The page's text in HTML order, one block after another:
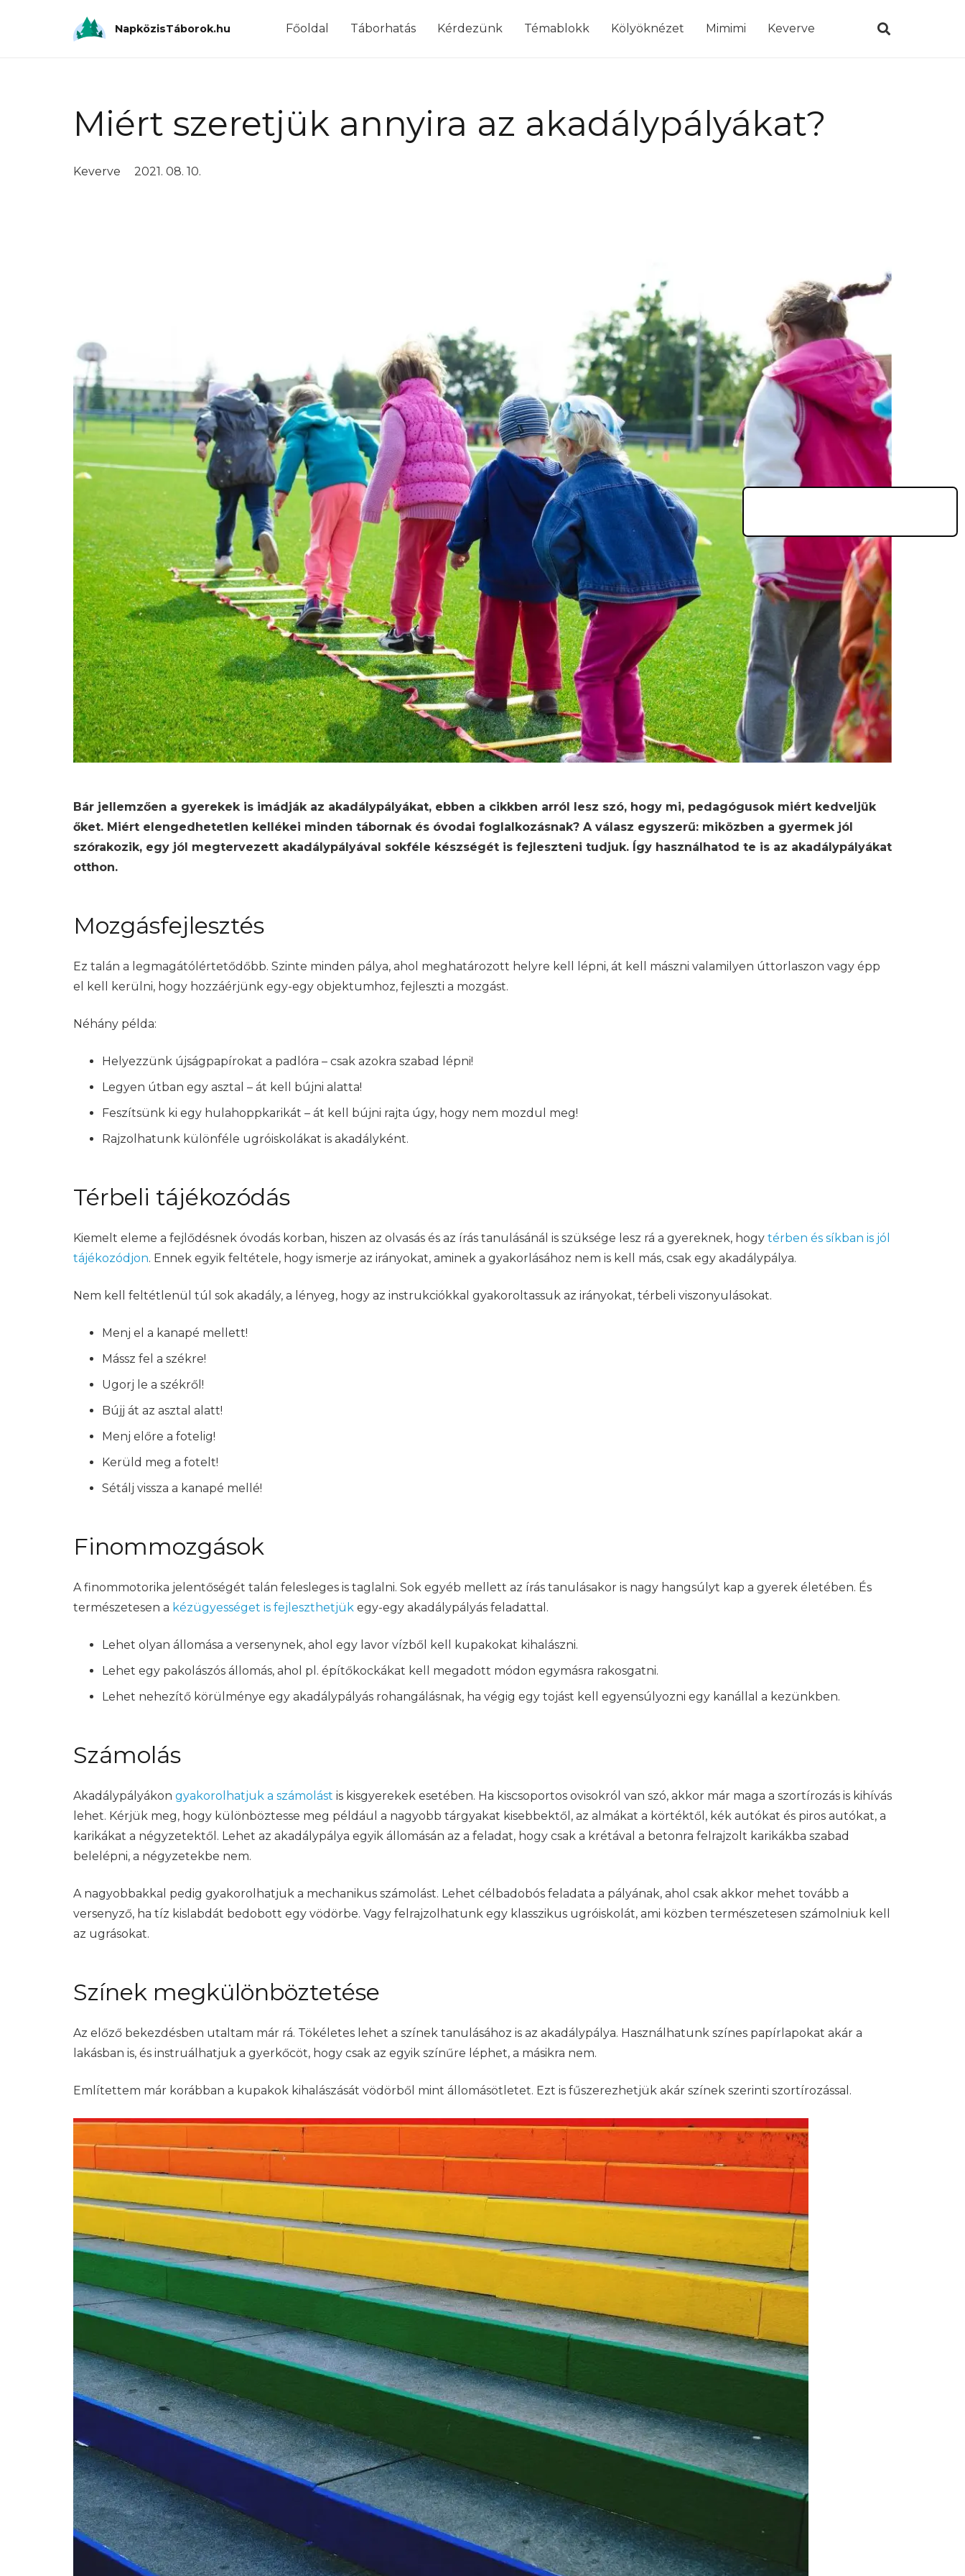
NapközisTáborok.hu Főoldal Táborhatás Kérdezünk Témablokk Kölyöknézet Mimimi Keverve
Miért szeretjük annyira az akadálypályákat?
Keverve 2021. 08. 10.
Bár jellemzően a gyerekek is imádják az akadálypályákat, ebben a cikkben arról lesz szó, hogy mi, pedagógusok miért kedveljük
őket. Miért elengedhetetlen kellékei minden tábornak és óvodai foglalkozásnak? A válasz egyszerű: miközben a gyermek jól
szórakozik, egy jól megtervezett akadálypályával sokféle készségét is fejleszteni tudjuk. Így használhatod te is az akadálypályákat
otthon.
Mozgásfejlesztés
Ez talán a legmagátólértetődőbb. Szinte minden pálya, ahol meghatározott helyre kell lépni, át kell mászni valamilyen úttorlaszon vagy épp
el kell kerülni, hogy hozzáérjünk egy-egy objektumhoz, fejleszti a mozgást.
Néhány példa:
Helyezzünk újságpapírokat a padlóra – csak azokra szabad lépni!
Legyen útban egy asztal – át kell bújni alatta!
Feszítsünk ki egy hulahoppkarikát – át kell bújni rajta úgy, hogy nem mozdul meg!
Rajzolhatunk különféle ugróiskolákat is akadályként.
Térbeli tájékozódás
Kiemelt eleme a fejlődésnek óvodás korban, hiszen az olvasás és az írás tanulásánál is szüksége lesz rá a gyereknek, hogy térben és síkban is jól
tájékozódjon. Ennek egyik feltétele, hogy ismerje az irányokat, aminek a gyakorlásához nem is kell más, csak egy akadálypálya.
Nem kell feltétlenül túl sok akadály, a lényeg, hogy az instrukciókkal gyakoroltassuk az irányokat, térbeli viszonyulásokat.
Menj el a kanapé mellett!
Mássz fel a székre!
Ugorj le a székről!
Bújj át az asztal alatt!
Menj előre a fotelig!
Kerüld meg a fotelt!
Sétálj vissza a kanapé mellé!
Finommozgások
A finommotorika jelentőségét talán felesleges is taglalni. Sok egyéb mellett az írás tanulásakor is nagy hangsúlyt kap a gyerek életében. És
természetesen a kézügyességet is fejleszthetjük egy-egy akadálypályás feladattal.
Lehet olyan állomása a versenynek, ahol egy lavor vízből kell kupakokat kihalászni.
Lehet egy pakolászós állomás, ahol pl. építőkockákat kell megadott módon egymásra rakosgatni.
Lehet nehezítő körülménye egy akadálypályás rohangálásnak, ha végig egy tojást kell egyensúlyozni egy kanállal a kezünkben.
Számolás
Akadálypályákon gyakorolhatjuk a számolást is kisgyerekek esetében. Ha kiscsoportos ovisokról van szó, akkor már maga a szortírozás is kihívás
lehet. Kérjük meg, hogy különböztesse meg például a nagyobb tárgyakat kisebbektől, az almákat a körtéktől, kék autókat és piros autókat, a
karikákat a négyzetektől. Lehet az akadálypálya egyik állomásán az a feladat, hogy csak a krétával a betonra felrajzolt karikákba szabad
belelépni, a négyzetekbe nem.
A nagyobbakkal pedig gyakorolhatjuk a mechanikus számolást. Lehet célbadobós feladata a pályának, ahol csak akkor mehet tovább a
versenyző, ha tíz kislabdát bedobott egy vödörbe. Vagy felrajzolhatunk egy klasszikus ugróiskolát, ami közben természetesen számolniuk kell
az ugrásokat.
Színek megkülönböztetése
Az előző bekezdésben utaltam már rá. Tökéletes lehet a színek tanulásához is az akadálypálya. Használhatunk színes papírlapokat akár a
lakásban is, és instruálhatjuk a gyerkőcöt, hogy csak az egyik színűre léphet, a másikra nem.
Említettem már korábban a kupakok kihalászását vödörből mint állomásötletet. Ezt is fűszerezhetjük akár színek szerinti szortírozással.